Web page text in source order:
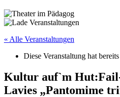
« Alle Veranstaltungen
Diese Veranstaltung hat
Kultur auf`m
Lavies „Pantomime